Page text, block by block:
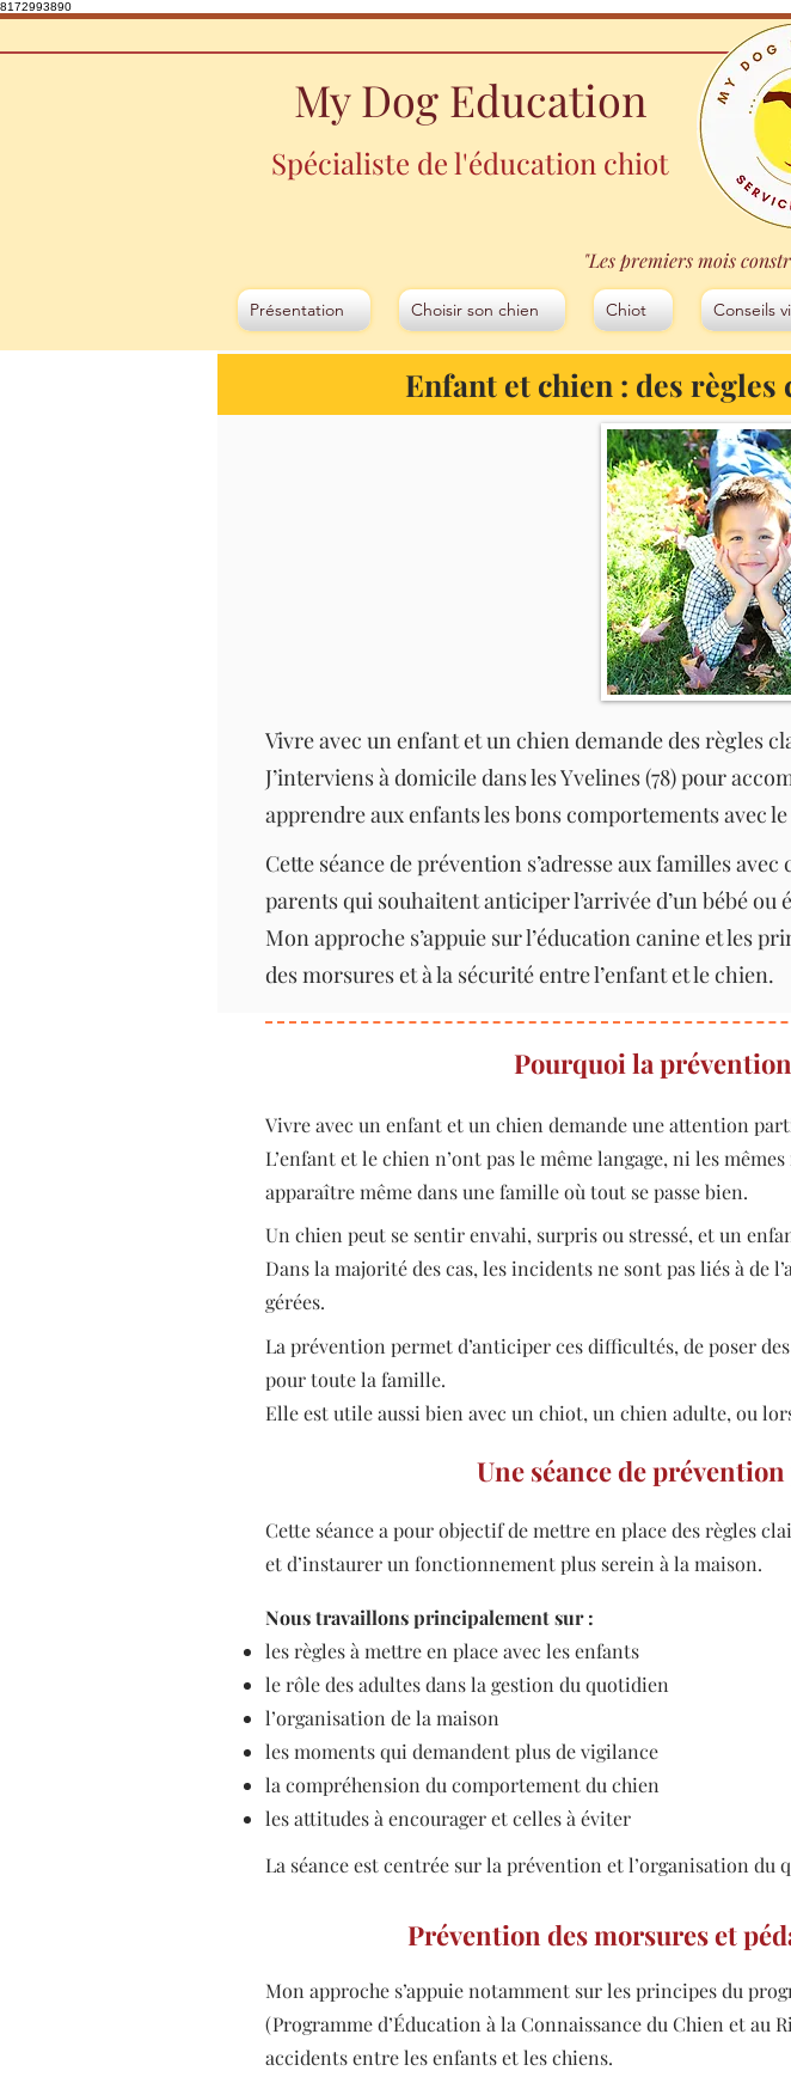
8172993890
My Dog Education
Spécialiste de l'éducation chiot
"Les premiers mois
Présentation Choisir son chien Chiot Conseils
Enfant et chien : des
Vivre avec un enfant et un chien demande des règles
J’interviens à domicile dans les Yvelines (78) pour
apprendre aux enfants les bons comportements avec
Cette séance de prévention s’adresse aux familles
parents qui souhaitent anticiper l’arrivée d’un bébé ou
Mon approche s’appuie sur l’éducation canine et les
des morsures et à la sécurité entre l’enfant et le chien.
Pourquoi la
Vivre avec un enfant et un chien demande une attention
L’enfant et le chien n’ont pas le même langage, ni les
apparaître même dans une famille où tout se passe bien.
Un chien peut se sentir envahi, surpris ou stressé, et un
Dans la majorité des cas, les incidents ne sont pas liés à de
gérées.
La prévention permet d’anticiper ces difficultés, de poser
pour toute la famille.
Elle est utile aussi bien avec un chiot, un chien adulte, ou
Une séance de
Cette séance a pour objectif de mettre en place des règles
et d’instaurer un fonctionnement plus serein à la maison.
Nous travaillons principalement sur :
les règles à mettre en place avec les enfants
le rôle des adultes dans la gestion du quotidien
l’organisation de la maison
les moments qui demandent plus de vigilance
la compréhension du comportement du chien
les attitudes à encourager et celles à éviter
La séance est centrée sur la prévention et l’organisation du
Prévention des morsures et
Mon approche s’appuie notamment sur les principes du
(Programme d’Éducation à la Connaissance du Chien et au
accidents entre les enfants et les chiens.